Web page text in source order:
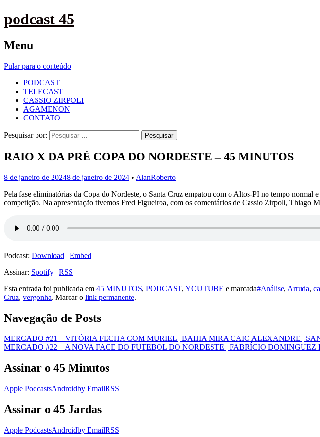
podcast 45
Menu
Pular para o conteúdo
PODCAST
TELECAST
CASSIO ZIRPOLI
AGAMENON
CONTATO
Pesquisar por:
RAIO X DA PRÉ COPA DO NORDESTE – 45 MINUTOS
8 de janeiro de 20248 de janeiro de 2024 • AlanRoberto
Pela fase eliminatórias da Copa do Nordeste, o Santa Cruz empatou com o Altos-PI no tempo
competição. Na apresentação tivemos Fred Figueiroa, com os comentários de Cassio Zirpoli,
Podcast: Download | Embed
Assinar: Spotify | RSS
Esta entrada foi publicada em 45 MINUTOS, PODCAST, YOUTUBE e marcada#Análise, Arruda,
Cruz, vergonha. Marcar o link permanente.
Navegação de Posts
MERCADO #21 – VITÓRIA FECHA COM MURIEL | BAHIA MIRA CAIO ALEXANDRE |
MERCADO #22 – A NOVA FACE DO FUTEBOL DO NORDESTE | FABRÍCIO DOMINGUEZ
Assinar o 45 Minutos
Apple PodcastsAndroidby EmailRSS
Assinar o 45 Jardas
Apple PodcastsAndroidby EmailRSS